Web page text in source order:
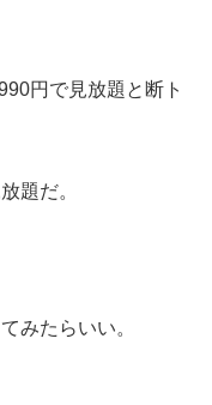
円で見放題と断ト
題だ。
みたらいい。